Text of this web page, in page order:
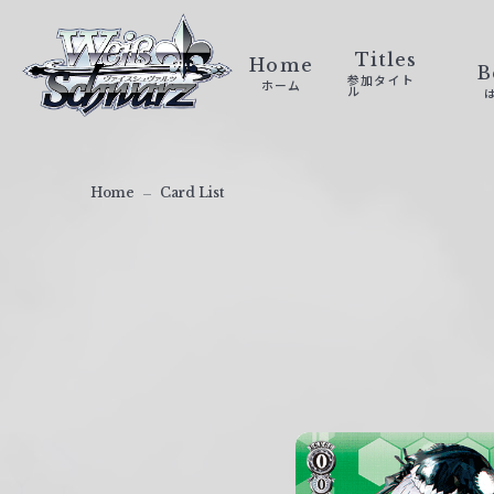
ァ
Home
ホーム
Titles
参加タイト
ル
Home Card List